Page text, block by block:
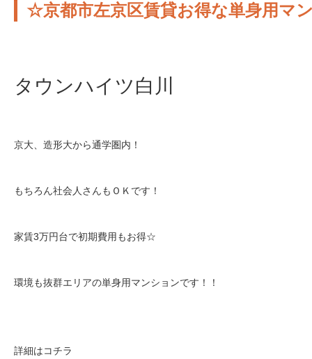
☆京都市左京区賃貸お得な単身用マ
タウンハイツ白川
京大、造形大から通学圏内！
もちろん社会人さんもＯＫです！
家賃3万円台で初期費用もお得☆
環境も抜群エリアの単身用マンションです！！
詳細はコチラ